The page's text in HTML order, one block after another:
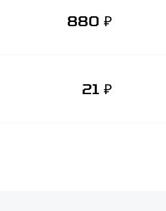
880 ₽
21 ₽